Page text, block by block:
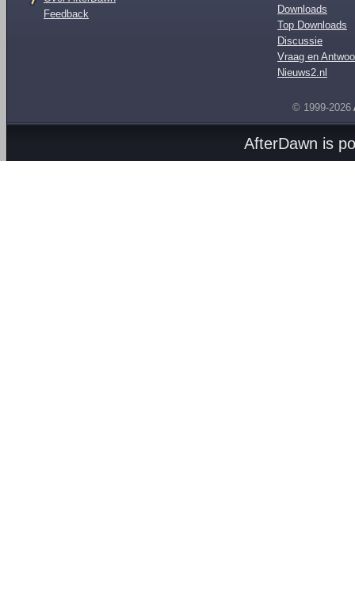
Feedback
Downloads
Top Downloads
Discussie
Vraag en
Nieuws2.nl
© 1999-2026
AfterDawn is